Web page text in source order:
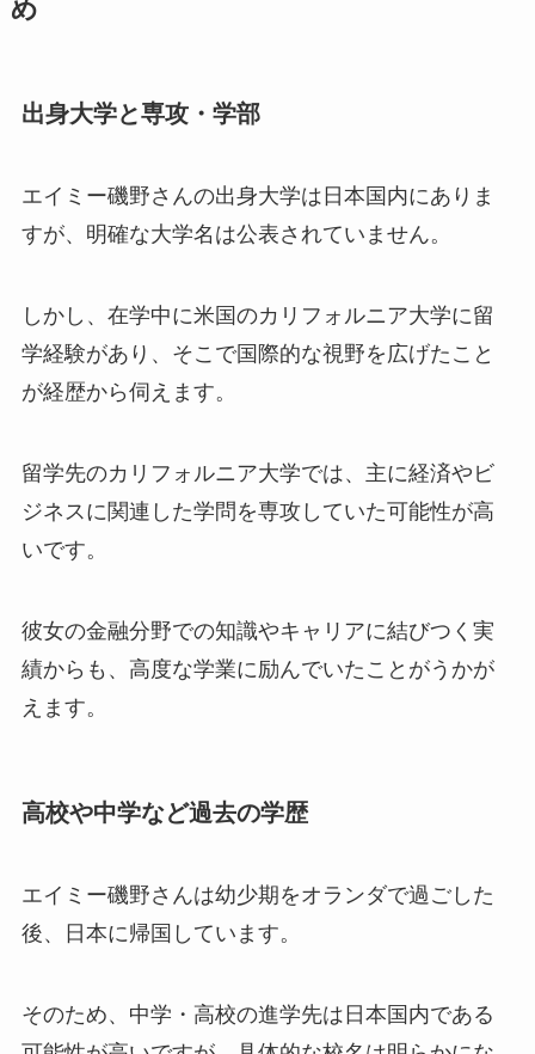
め
出身大学と専攻・学部
エイミー磯野さんの出身大学は日本国内にありま
すが、明確な大学名は公表されていません。
しかし、在学中に米国のカリフォルニア大学に留
学経験があり、そこで国際的な視野を広げたこと
が経歴から伺えます。
留学先のカリフォルニア大学では、主に経済やビ
ジネスに関連した学問を専攻していた可能性が高
いです。
彼女の金融分野での知識やキャリアに結びつく実
績からも、高度な学業に励んでいたことがうかが
えます。
高校や中学など過去の学歴
エイミー磯野さんは幼少期をオランダで過ごした
後、日本に帰国しています。
そのため、中学・高校の進学先は日本国内である